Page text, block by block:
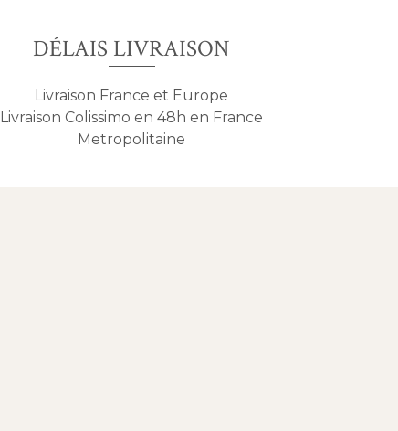
DÉLAIS LIVRAISON
Livraison France et Europe
Livraison Colissimo en 48h en France
Metropolitaine